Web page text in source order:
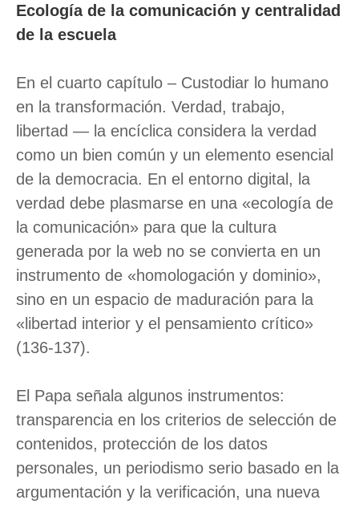
Ecología de la comunicación y centralidad
de la escuela
En el cuarto capítulo – Custodiar lo humano
en la transformación. Verdad, trabajo,
libertad — la encíclica considera la verdad
como un bien común y un elemento esencial
de la democracia. En el entorno digital, la
verdad debe plasmarse en una «ecología de
la comunicación» para que la cultura
generada por la web no se convierta en un
instrumento de «homologación y dominio»,
sino en un espacio de maduración para la
«libertad interior y el pensamiento crítico»
(136-137).
El Papa señala algunos instrumentos:
transparencia en los criterios de selección de
contenidos, protección de los datos
personales, un periodismo serio basado en la
argumentación y la verificación, una nueva